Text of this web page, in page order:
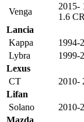
Venga
2015-
1.6
Lancia
Kappa
1994-
Lybra
1999-
Lexus
CT
2010-
Lifan
Solano
2010-
Mazda